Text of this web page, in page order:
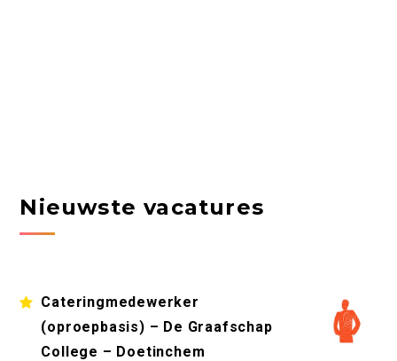
Nieuwste vacatures
Cateringmedewerker
(oproepbasis) – De Graafschap
College – Doetinchem